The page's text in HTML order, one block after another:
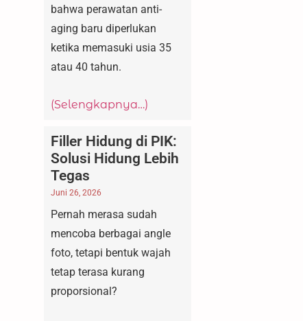
bahwa perawatan anti-
aging baru diperlukan
ketika memasuki usia 35
atau 40 tahun.
(Selengkapnya…)
Filler Hidung di PIK:
Solusi Hidung Lebih
Tegas
Juni 26, 2026
Pernah merasa sudah
mencoba berbagai angle
foto, tetapi bentuk wajah
tetap terasa kurang
proporsional?